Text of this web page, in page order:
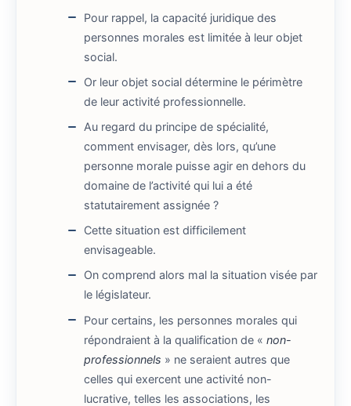
Pour rappel, la capacité juridique des
personnes morales est limitée à leur objet
social.
Or leur objet social détermine le périmètre
de leur activité professionnelle.
Au regard du principe de spécialité,
comment envisager, dès lors, qu’une
personne morale puisse agir en dehors du
domaine de l’activité qui lui a été
statutairement assignée ?
Cette situation est difficilement
envisageable.
On comprend alors mal la situation visée par
le législateur.
Pour certains, les personnes morales qui
répondraient à la qualification de «non-
professionnels » ne seraient autres que
celles qui exercent une activité non-
lucrative, telles les associations, les